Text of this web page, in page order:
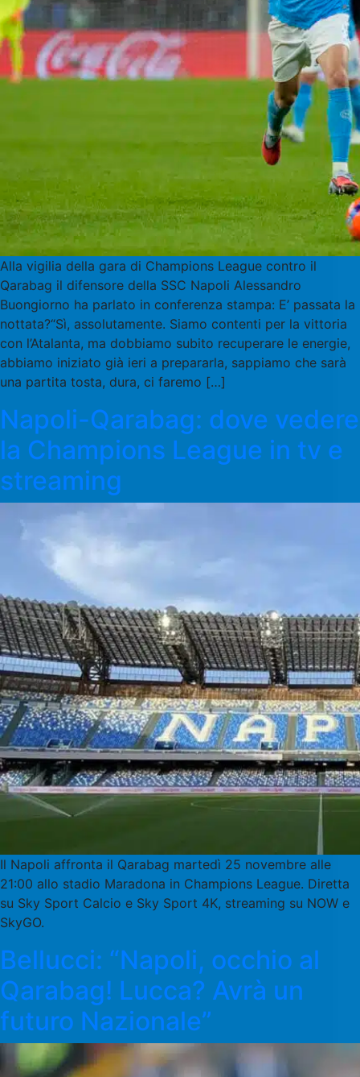
Alla vigilia della gara di Champions League contro il
Qarabag il difensore della SSC Napoli Alessandro
Buongiorno ha parlato in conferenza stampa: E’ passata la
nottata?“Sì, assolutamente. Siamo contenti per la vittoria
con l’Atalanta, ma dobbiamo subito recuperare le energie,
abbiamo iniziato già ieri a prepararla, sappiamo che sarà
una partita tosta, dura, ci faremo […]
Napoli-Qarabag: dove vedere
la Champions League in tv e
streaming
Il Napoli affronta il Qarabag martedì 25 novembre alle
21:00 allo stadio Maradona in Champions League. Diretta
su Sky Sport Calcio e Sky Sport 4K, streaming su NOW e
SkyGO.
Bellucci: “Napoli, occhio al
Qarabag! Lucca? Avrà un
futuro Nazionale”